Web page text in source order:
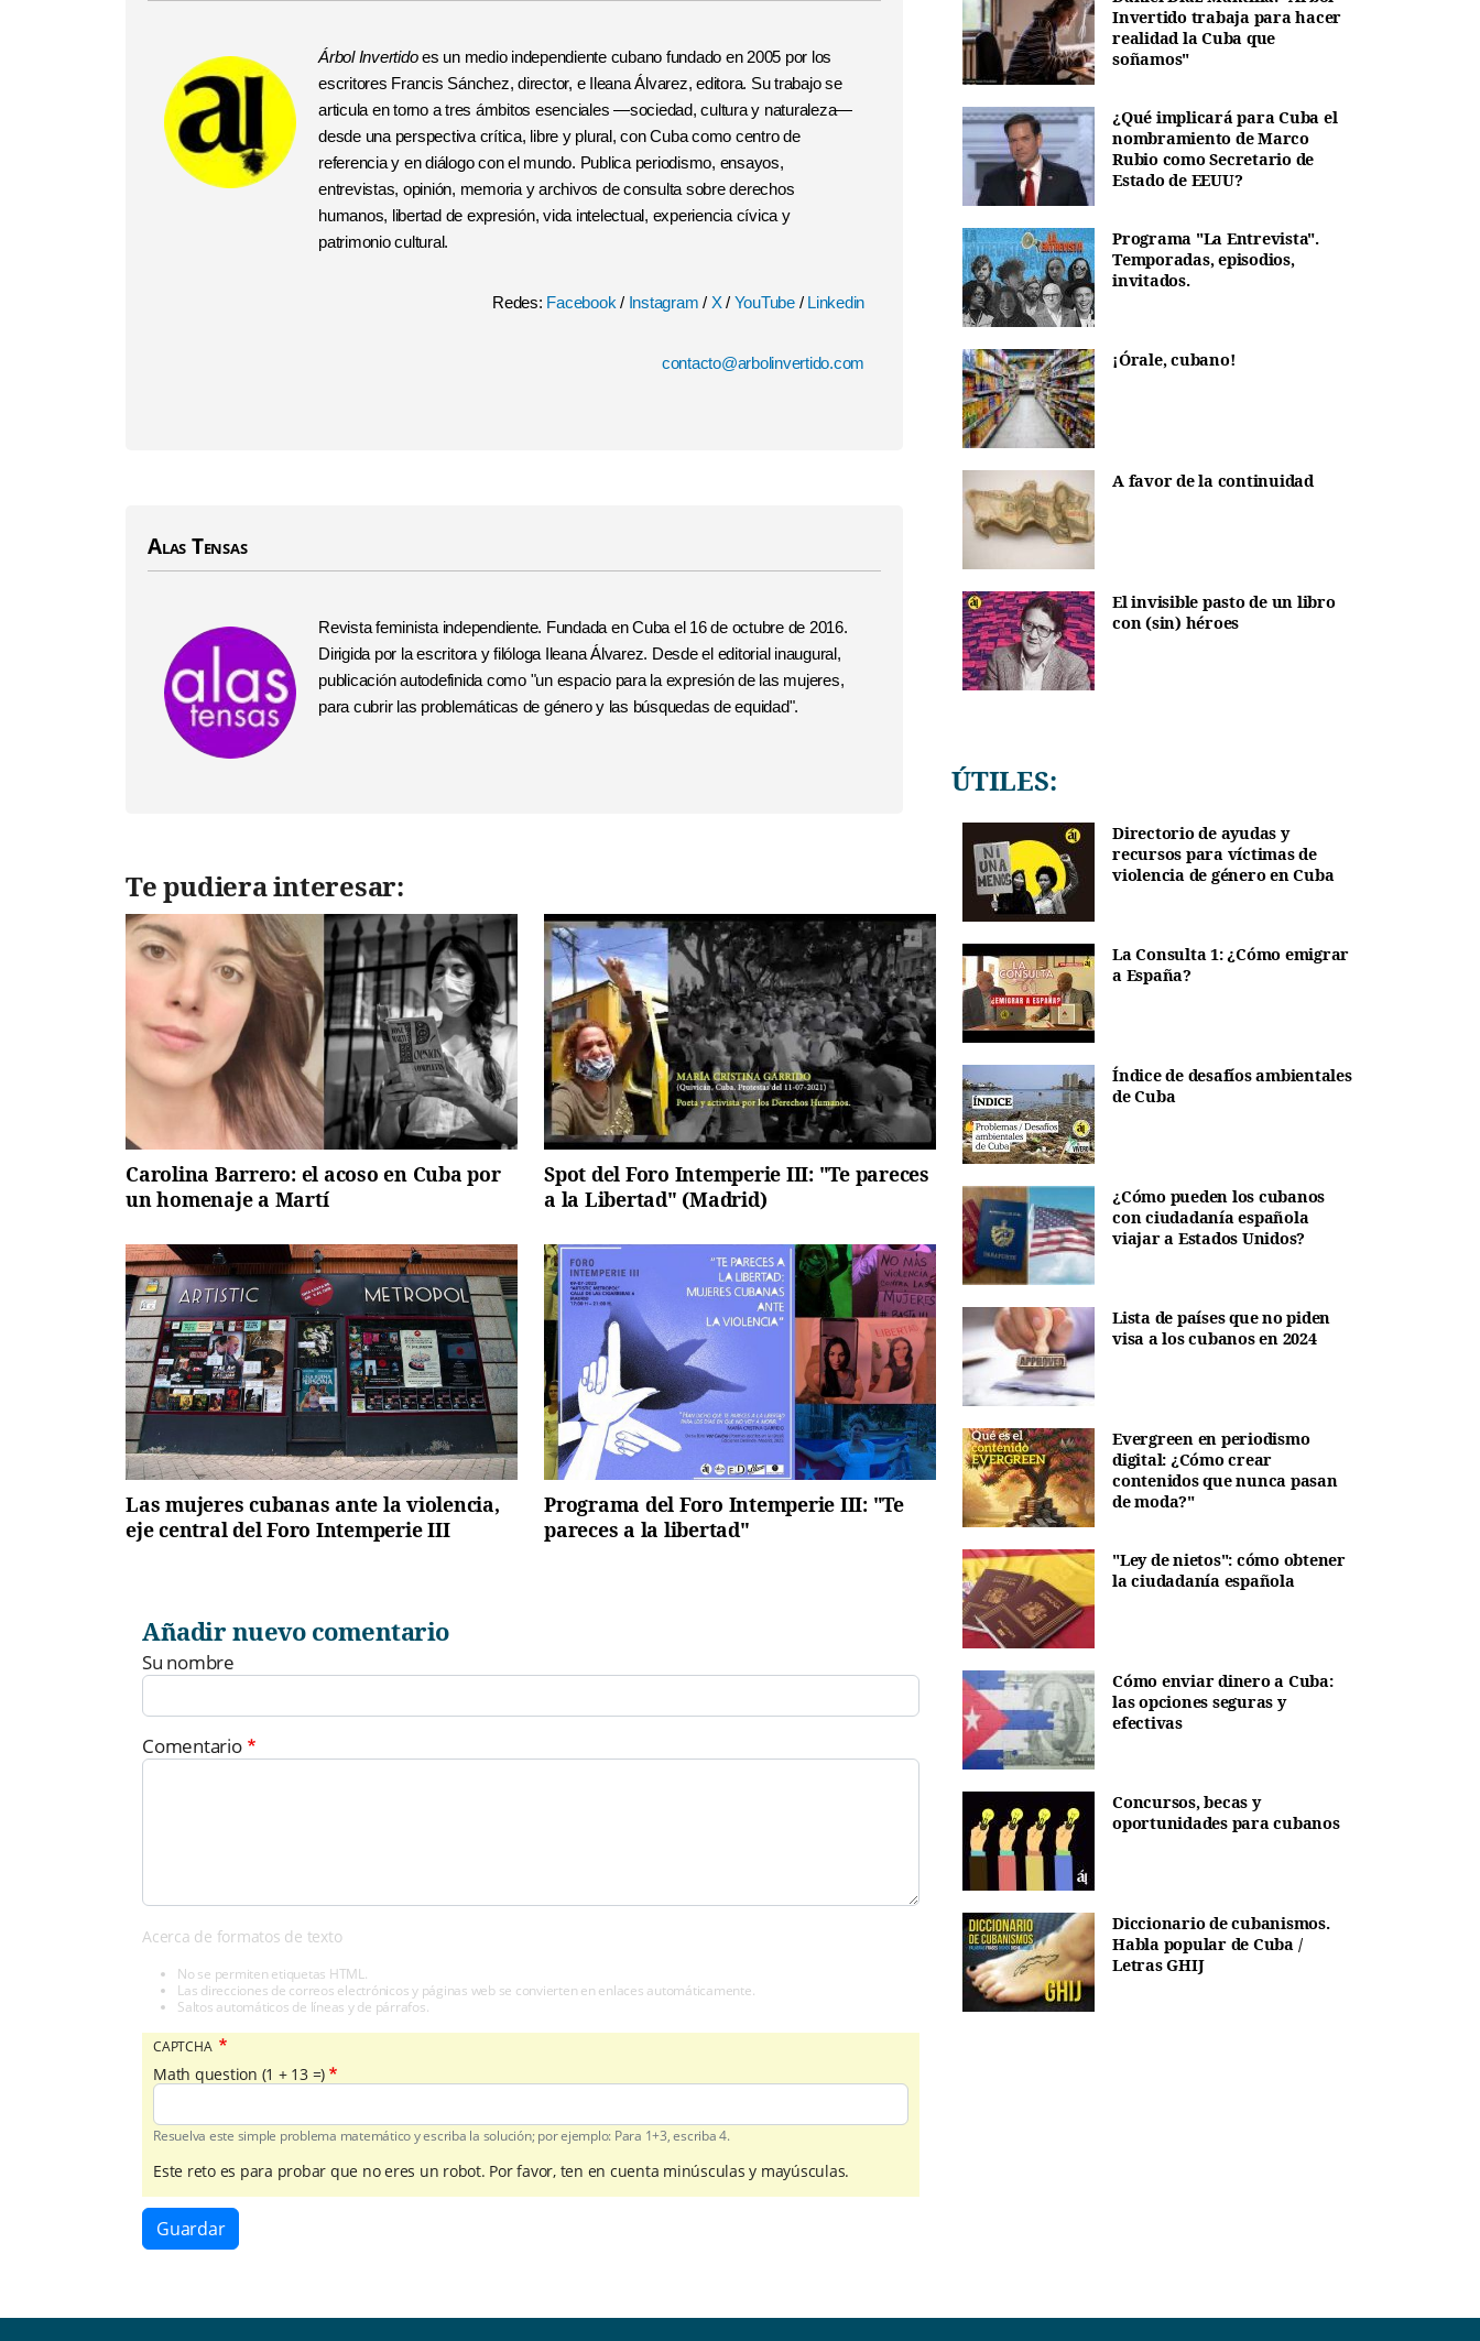
Árbol Invertidoes un medio independiente cubano fundado en 2005 por los
escritores Francis Sánchez, director, e Ileana Álvarez, editora. Su trabajo se
articula en torno a tres ámbitos esenciales —sociedad, cultura y naturaleza—
desde una perspectiva crítica, libre y plural, con Cuba como centro de
referencia y en diálogo con el mundo. Publica periodismo, ensayos,
entrevistas, opinión, memoria y archivos de consulta sobre derechos
humanos, libertad de expresión, vida intelectual, experiencia cívica y
patrimonio cultural.
Redes: Facebook / Instagram / X/ YouTube / Linkedin
contacto@arbolinvertido.com
Alas Tensas
Revista feminista independiente. Fundada en Cuba el 16 de octubre de 2016.
Dirigida por la escritora y filóloga Ileana Álvarez. Desde el editorial inaugural,
publicación autodefinida como "un espacio para la expresión de las mujeres,
para cubrir las problemáticas de género y las búsquedas de equidad".
Te pudiera interesar:
Carolina Barrero: el acoso en Cuba por
un homenaje a Martí
Spot del Foro Intemperie III: "Te pareces
a la Libertad" (Madrid)
Las mujeres cubanas ante la violencia,
eje central del Foro Intemperie III
Programa del Foro Intemperie III: "Te
pareces a la libertad"
Añadir nuevo comentario
Su nombre
Comentario
Acerca de formatos de texto
No se permiten etiquetas HTML.
Las direcciones de correos electrónicos y páginas web se convierten en enlaces automáticamente.
Saltos automáticos de líneas y de párrafos.
CAPTCHA
Math question (1 + 13 =)
Resuelva este simple problema matemático y escriba la solución; por ejemplo: Para 1+3, escriba 4.
Este reto es para probar que no eres un robot. Por favor, ten en cuenta minúsculas y mayúsculas.
Guardar
Invertido trabaja para hacer
realidad la Cuba que
soñamos"
¿Qué implicará para Cuba el
nombramiento de Marco
Rubio como Secretario de
Estado de EEUU?
Programa "La Entrevista".
Temporadas, episodios,
invitados.
¡Órale, cubano!
A favor de la continuidad
El invisible pasto de un libro
con (sin) héroes
ÚTILES:
Directorio de ayudas y
recursos para víctimas de
violencia de género en Cuba
La Consulta 1: ¿Cómo emigrar
a España?
Índice de desafíos ambientales
de Cuba
¿Cómo pueden los cubanos
con ciudadanía española
viajar a Estados Unidos?
Lista de países que no piden
visa a los cubanos en 2024
Evergreen en periodismo
digital: ¿Cómo crear
contenidos que nunca pasan
de moda?"
"Ley de nietos": cómo obtener
la ciudadanía española
Cómo enviar dinero a Cuba:
las opciones seguras y
efectivas
Concursos, becas y
oportunidades para cubanos
Diccionario de cubanismos.
Habla popular de Cuba /
Letras GHIJ